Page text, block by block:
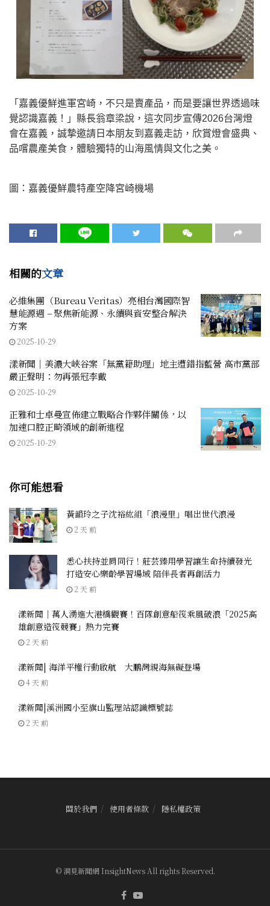
「嘉義優鮮進軍宮崎，不只是賣產品，而是要讓世界透過味
覺認識嘉義！」縣長翁章梁說，這次同步宣傳2026台灣燈
會在嘉義，誠摯邀請日本朋友到嘉義走訪，欣賞燈會盛典、
品嚐農產美食，體驗獨特的山海風情與文化之美。
圖：嘉義優鮮農特產空降宮崎機場
相關的文章
必維集團（Bureau Veritas）亮相台灣國際智
慧能源週 – 聚焦新能源、永續與資安整合解決
方案
2025-10-29
漾新聞｜美濃大峽谷案「無黨籍助理」地主遭錯指藍營 高市黨部
嚴正聲明：勿再張冠李戴
2025-10-29
正雅和士卓曼宣佈建立戰略合作夥伴關係，以
加速口腔正畸領域的創新進程
2025-10-29
你可能想看
黃韻玲之子沈裕紘組「浪漫里」唱出世代浪漫
2 天 前
悉心扶持並肩同行！莊芸臻用學習讓生命持續發光
打造安心樂齡學習場域 陪伴長者再創活力
2 天 前
漾新聞｜萬人湧進大港橋觀賽！百隊創意船筏乘風破浪「2025高
雄創意造筏競賽」熱力完賽
2 天 前
漾新聞| 海洋平權行動啟航 大鵬灣親海無礙登場
4 天 前
漾新聞|溪洲國小至旗山監理站認識標號誌
2 天 前
關於我們 使用者條款 隱私權政策
© 洞見新聞網 InsightNews All rights Reserved.